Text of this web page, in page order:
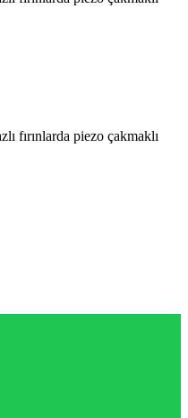
fırınlarda piezo çakmaklı